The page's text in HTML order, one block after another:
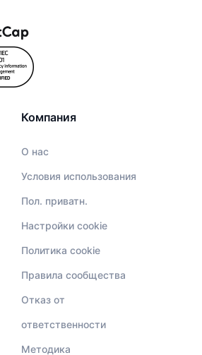
Компания
О нас
Условия использования
Пол. приватн.
Настройки cookie
Политика cookie
Правила сообщества
Отказ от
ответственности
Методика